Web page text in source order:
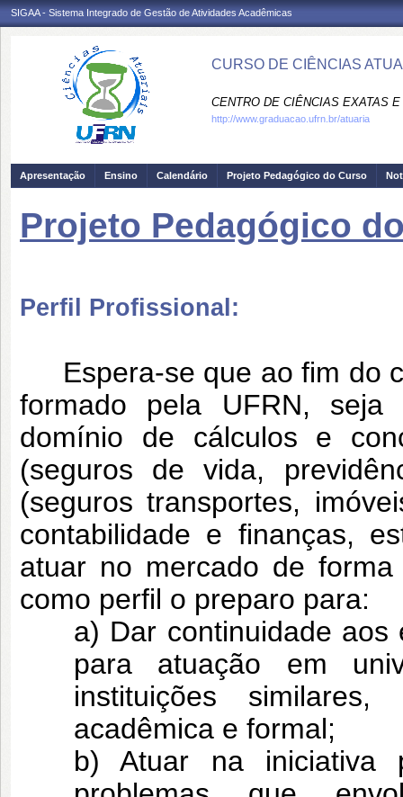
SIGAA - Sistema Integrado de Gestão de Atividades Acadêmicas
CURSO DE CIÊNCIAS
CENTRO DE CIÊNCIAS EXATAS
http://www.graduacao.ufrn.br/atuaria
Apresentação Ensino Calendário Projeto Pedagógico do Curso
Projeto Pedagógico
Perfil Profissional:
Espera-se que ao fim do
formado pela UFRN, seja
domínio de cálculos e
(seguros de vida,
(seguros transportes,
contabilidade e finanças,
atuar no mercado de
como perfil o preparo para:
a) Dar continuidade aos
para atuação em
instituições
acadêmica e formal;
b) Atuar na iniciativa